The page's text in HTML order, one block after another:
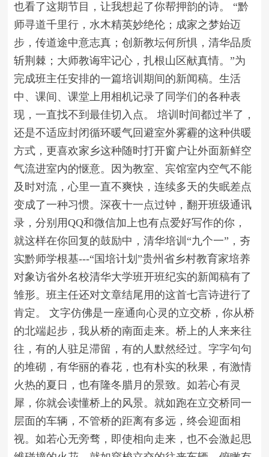
也看了这期节目，让我想起了你帮押韵的诗。 “黔
师寻道千里行，水木精英妙绝伦；成家之梦始迈
步，传道途中意志真；创新教坛何所惧，清华品质
斩荆棘；大师教诲牢记心，扎根山区献真情。”为
完成班主任安排的一篇培训期间的新闻稿。生活
中、课间、课堂上用相机记录了同学们的各种表
现，一直找不到最佳切入点。 培训时间都过半了，
还是不适应封闭循环暖气回避室外雾霾的这种供暖
方式，更喜欢家乡这种随时打开窗户让外面新鲜空
气流进室内的惬意。因为教室、宾馆室内空气不能
及时对流，心里一直不爽快，连续多天的失眠差点
变成了一种习惯。深夜十一点过钟，翻开班级通讯
录，分别用QQ和微信加上也有点爱好写作的你，
就这样在你回复的鼓励中，清华培训“九个一”，夯
实黔师学根基---“国培计划”贵州省乡村教育家培养
对象访省外名校清华大学班开班纪实的新闻稿有了
雏形。班主任还对文章结尾用的这首七言诗进行了
肯定。 文字仿佛是一座通向心灵的立交桥，你从桥
的北端起步，我从桥的南面走来。桥上的人来来往
往，有的人驻足滞留，有的人默然经过。字字句句
的堆砌，有华丽的春花，也有朴实的秋果，有激情
火热的夏日，也有隆冬腊月的景致。如若心有灵
犀，你就会读懂桥上的风景。就如跑在立交桥同一
层面的车辆，不管桥的距离有多远，终会迎面相
视。如若心无旁骛，即使相向走来，也不会激起思